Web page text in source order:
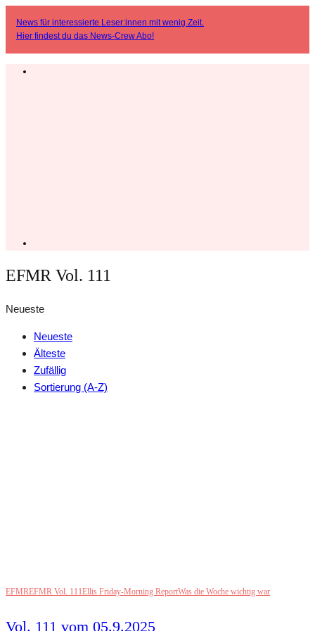
News für interessierte Leser:innen mit wenig Zeit.
Hier findest du das News-Crew Abo!
EFMR Vol. 111
Neueste
Neueste
Älteste
Zufällig
Sortierung (A-Z)
EFMREFMR Vol. 111Ellis Friday-Morning ReportWas die Woche wichtig war
Vol. 111 vom 05.9.2025